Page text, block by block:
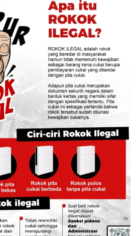
tersebut, kini seluruh fakta
untuk memastikan terpenuhinya
hukum yang berlaku.
jika peristiwa ini bukan kali
polri harus kedepankan
hukum ultimum remedium.
dapat diselamatkan karena
Jambi akan memfasilitasi anak
ibunya inisial P,” katanya.
Polda Jambi
menegaskan bahwa dalam
anak, keselamatan dan
korban menjadi prioritas
menangani perkara ini
objektif, dan akuntabel.